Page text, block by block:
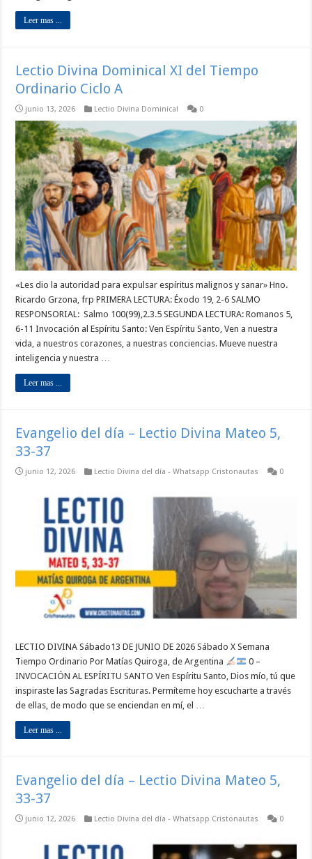
Leer mas ...
Lectio Divina Dominical XI del Tiempo
Ordinario Ciclo A
junio 13, 2026 Lectio Divina Dominical 0
«Les dio la autoridad para expulsar espíritus malignos y sanar» Hno.
Ricardo Grzona, frp PRIMERA LECTURA: Éxodo 19, 2-6 SALMO
RESPONSORIAL: Salmo 100(99),2.3.5 SEGUNDA LECTURA: Romanos 5,
6-11 Invocación al Espíritu Santo: Ven Espíritu Santo, Ven a nuestra
vida, a nuestros corazones, a nuestras conciencias. Mueve nuestra
inteligencia y nuestra …
Leer mas ...
Evangelio del día – Lectio Divina Mateo 5,
33-37
junio 12, 2026 Lectio Divina del día - Whatsapp Cristonautas 0
LECTIO DIVINA Sábado13 DE JUNIO DE 2026 Sábado X Semana
Tiempo Ordinario Por Matías Quiroga, de Argentina
0 –
INVOCACIÓN AL ESPÍRITU SANTO Ven Espíritu Santo, Dios mío, tú que
inspiraste las Sagradas Escrituras. Permíteme hoy escucharte a través
de ellas, de modo que se enciendan en mí, el …
Leer mas ...
Evangelio del día – Lectio Divina Mateo 5,
33-37
junio 12, 2026 Lectio Divina del día - Whatsapp Cristonautas 0